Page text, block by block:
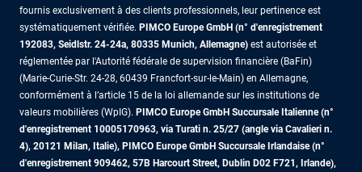
fournis exclusivement à des clients professionnels, leur pertinence est
systématiquement vérifiée. PIMCO Europe GmbH (n° d'enregistrement
192083, Seidlstr. 24-24a, 80335 Munich, Allemagne) est autorisée et
réglementée par l'Autorité fédérale de supervision financière (BaFin)
(Marie-Curie-Str. 24-28, 60439 Francfort-sur-le-Main) en Allemagne,
conformément à l’article 15 de la loi allemande sur les institutions de
valeurs mobilières (WpIG). PIMCO Europe GmbH Succursale Italienne (n°
d'enregistrement 10005170963, via Turati n. 25/27 (angle via Cavalieri n.
4), 20121 Milan, Italie), PIMCO Europe GmbH Succursale Irlandaise (n°
d'enregistrement 909462, 57B Harcourt Street, Dublin D02 F721, Irlande),